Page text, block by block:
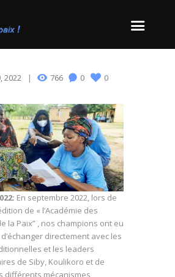
2022 766 0 0
En septembre 2022, lors de
de « l’Académie des
la Paix” , nos champions ont eu
directement avec les
et les leaders
de Siby, Koulikoro et de
différents mécanismes